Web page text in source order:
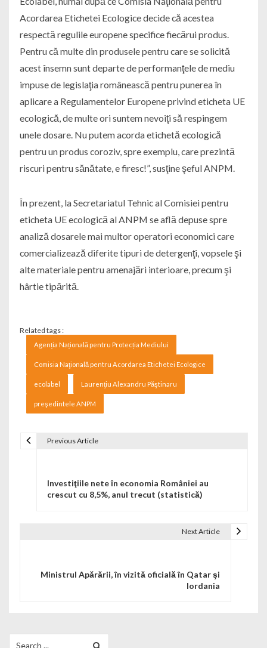
Acordarea Etichetei Ecologice decide că acestea
respectă regulile europene specifice fiecărui produs.
Pentru că multe din produsele pentru care se solicită
acest însemn sunt departe de performanţele de mediu
impuse de legislaţia românească pentru punerea în
aplicare a Regulamentelor Europene privind eticheta UE
ecologică, de multe ori suntem nevoiţi să respingem
unele dosare. Nu putem acorda etichetă ecologică
pentru un produs coroziv, spre exemplu, care prezintă
riscuri pentru sănătate, e firesc!”, susţine şeful ANPM.
În prezent, la Secretariatul Tehnic al Comisiei pentru
eticheta UE ecologică al ANPM se află depuse spre
analiză dosarele mai multor operatori economici care
comercializează diferite tipuri de detergenţi, vopsele şi
alte materiale pentru amenajări interioare, precum şi
hârtie tipărită.
Related tags :
Agenția Națională pentru Protecția Mediului
Comisia Naţională pentru Acordarea Etichetei Ecologice
ecolabel Laurenţiu Alexandru Păştinaru
preşedintele ANPM
Previous Article
Investiţiile nete în economia României au
crescut cu 8,5%, anul trecut (statistică)
Next Article
Ministrul Apărării, în vizită oficială în Qatar şi
Iordania